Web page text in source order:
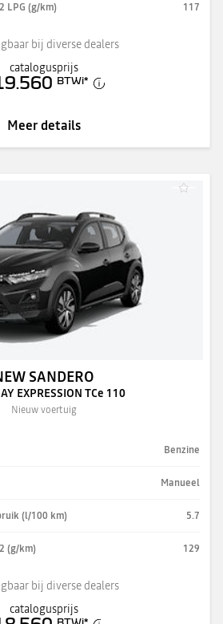
LPG (g/km) 117
bij diverse dealers
catalogusprijs
BTWi*
Meer details
SANDERO
EXPRESSION TCe 110
Nieuw voertuig
Benzine
Manueel
(l/100 km) 5.7
(g/km) 129
bij diverse dealers
catalogusprijs
BTWi*